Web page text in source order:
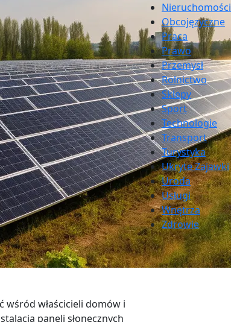
właścicieli domów i
paneli słonecznych
Nieruchomości
Obcojęzyczne
Praca
Prawo
Przemysł
Rolnictwo
Sklepy
Sport
Technologie
Transport
Turystyka
Ukryte Zajawki
Uroda
Usługi
Wnętrza
Zdrowie